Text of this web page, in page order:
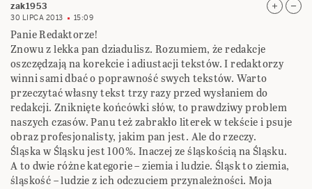
zak1953
30 LIPCA 2013 15:09
Panie Redaktorze!
Znowu z lekka pan dziadulisz. Rozumiem, że redakcje
oszczędzają na korekcie i adiustacji tekstów. I redaktorzy
winni sami dbać o poprawność swych tekstów. Warto
przeczytać własny tekst trzy razy przed wysłaniem do
redakcji. Zniknięte końcówki słów, to prawdziwy problem
naszych czasów. Panu też zabrakło literek w tekście i psuje
obraz profesjonalisty, jakim pan jest. Ale do rzeczy.
Śląska w Śląsku jest 100%. Inaczej ze śląskością na Śląsku.
A to dwie różne kategorie – ziemia i ludzie. Śląsk to ziemia,
śląskość – ludzie z ich odczuciem przynależności. Moja